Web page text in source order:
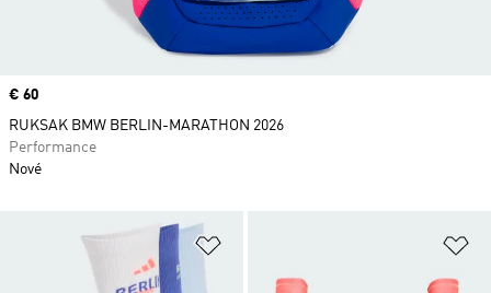
Pridať do zoznamu želaných
Price
€ 60
RUKSAK BMW BERLIN-MARATHON 2026
Performance
Nové